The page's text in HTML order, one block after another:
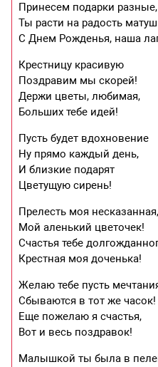
Принесем подарки разные,
Ты расти на радость
С Днем Рожденья, наша
Крестницу красивую
Поздравим мы скорей!
Держи цветы, любимая,
Больших тебе идей!
Пусть будет вдохновение
Ну прямо каждый день,
И близкие подарят
Цветущую сирень!
Прелесть моя несказанная,
Мой аленький цветочек!
Счастья тебе
Крестная моя доченька!
Желаю тебе пусть
Сбываются в тот же часок!
Еще пожелаю я счастья,
Вот и весь поздравок!
Малышкой ты была в